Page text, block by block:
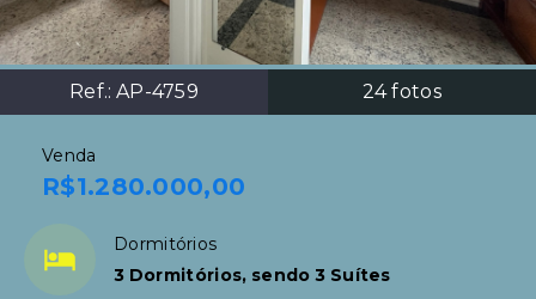
Ref.: AP-4759 24fotos
Venda
R$1.280.000,00
Dormitórios
3 Dormitórios, sendo 3 Suítes